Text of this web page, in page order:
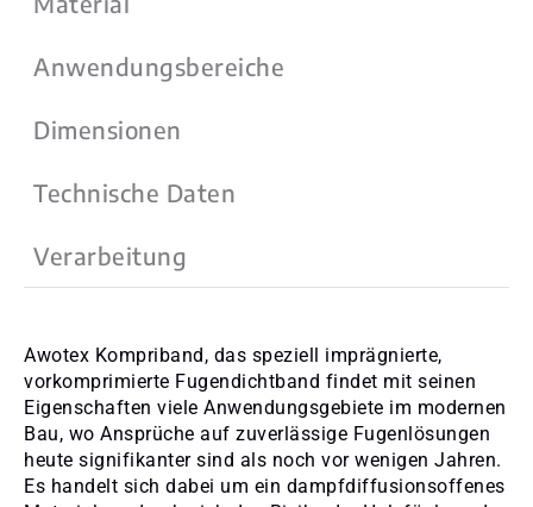
Anwendungsbereiche
Dimensionen
Technische Daten
Verarbeitung
Awotex Kompriband, das speziell imprägnierte,
vorkomprimierte Fugendichtband findet mit seinen
Eigenschaften viele Anwendungsgebiete im modernen
Bau, wo Ansprüche auf zuverlässige Fugenlösungen
heute signifikanter sind als noch vor wenigen Jahren.
Es handelt sich dabei um ein dampfdiffusionsoffenes